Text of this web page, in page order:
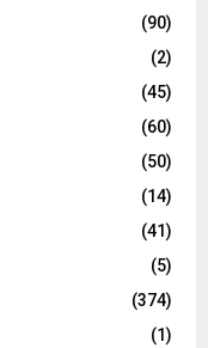
(90)
(2)
(45)
(60)
(50)
(14)
(41)
(5)
(374)
(1)